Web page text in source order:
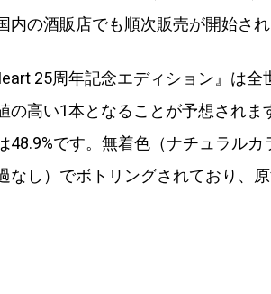
内の酒販店でも順次販売が開始され
25周年記念エディション』は
の高い1本となることが予想され
48.9%です。無着色（ナチュラル
なし）でボトリングされており、